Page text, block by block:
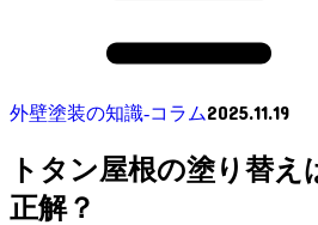
外壁塗装の知識‐コラム2025.11.19
トタン屋根の塗り替え
正解？